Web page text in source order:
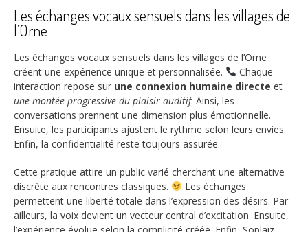
Les échanges vocaux sensuels dans les villages de
l’Orne
Les échanges vocaux sensuels dans les villages de l’Orne
créent une expérience unique et personnalisée.
Chaque
interaction repose sur une connexion humaine directe et
une montée progressive du plaisir auditif. Ainsi, les
conversations prennent une dimension plus émotionnelle.
Ensuite, les participants ajustent le rythme selon leurs envies.
Enfin, la confidentialité reste toujours assurée.
Cette pratique attire un public varié cherchant une alternative
discrète aux rencontres classiques.
Les échanges
permettent une liberté totale dans l’expression des désirs. Par
ailleurs, la voix devient un vecteur central d’excitation. Ensuite,